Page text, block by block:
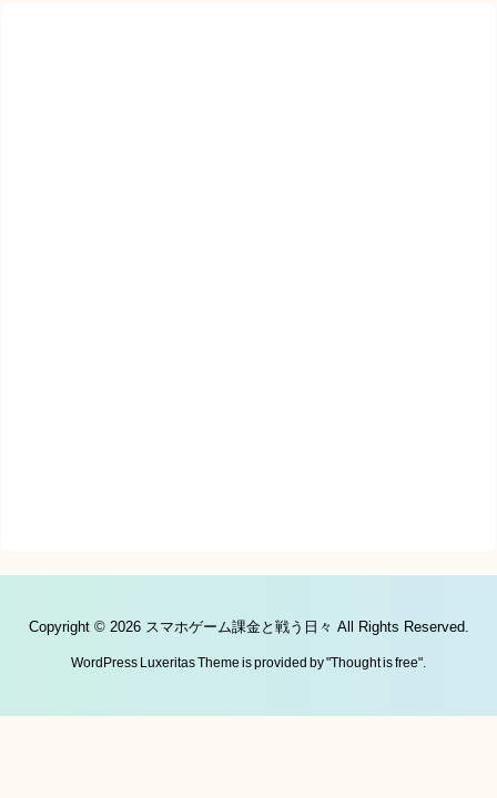
Copyright © 2026 スマホゲーム課金と戦う日々 All Rights Reserved.
WordPress Luxeritas Theme is provided by "Thought is free".